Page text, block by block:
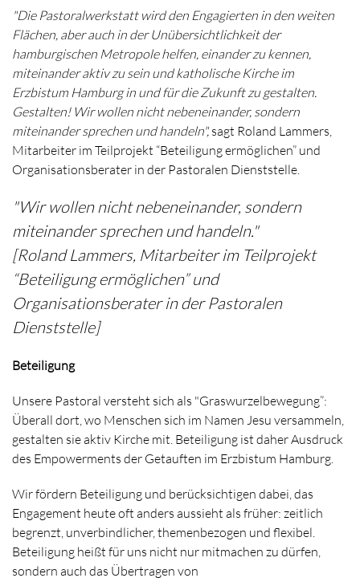
"Die Pastoralwerkstatt wird den Engagierten in den weiten
Flächen, aber auch in der Unübersichtlichkeit der
hamburgischen Metropole helfen, einander zu kennen,
miteinander aktiv zu sein und katholische Kirche im
Erzbistum Hamburg in und für die Zukunft zu gestalten.
Gestalten! Wir wollen nicht nebeneinander, sondern
miteinander sprechen und handeln", sagt Roland Lammers,
Mitarbeiter im Teilprojekt “Beteiligung ermöglichen” und
Organisationsberater in der Pastoralen Dienststelle.
"Wir wollen nicht nebeneinander, sondern
miteinander sprechen und handeln."
[Roland Lammers, Mitarbeiter im Teilprojekt
“Beteiligung ermöglichen” und
Organisationsberater in der Pastoralen
Dienststelle]
Beteiligung
Unsere Pastoral versteht sich als "Graswurzelbewegung”:
Überall dort, wo Menschen sich im Namen Jesu versammeln,
gestalten sie aktiv Kirche mit. Beteiligung ist daher Ausdruck
des Empowerments der Getauften im Erzbistum Hamburg.
Wir fördern Beteiligung und berücksichtigen dabei, das
Engagement heute oft anders aussieht als früher: zeitlich
begrenzt, unverbindlicher, themenbezogen und flexibel.
Beteiligung heißt für uns nicht nur mitmachen zu dürfen,
sondern auch das Übertragen von